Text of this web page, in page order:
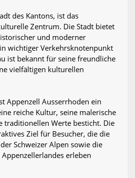
des Kantons, ist das
Zentrum. Die Stadt bietet
und moderner
wichtiger Verkehrsknotenpunkt
ist bekannt für seine freundliche
vielfältigen kulturellen
Appenzell Ausserrhoden ein
reiche Kultur, seine malerische
traditionellen Werte besticht. Die
Ziel für Besucher, die die
Schweizer Alpen sowie die
erleben